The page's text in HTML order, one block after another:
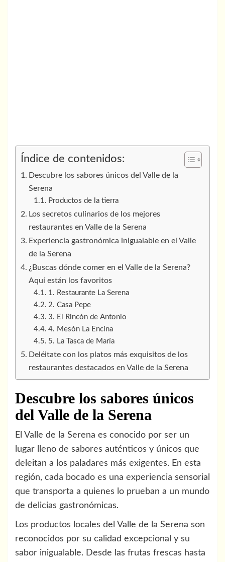
Índice de contenidos:
Descubre los sabores únicos del Valle de la
Serena
Productos de la tierra
Los secretos culinarios de los mejores
restaurantes en Valle de la Serena
Experiencia gastronómica inigualable en el Valle
de la Serena
¿Buscas dónde comer en el Valle de la Serena?
Aquí están los favoritos
1. Restaurante La Serena
2. Casa Pepe
3. El Rincón de Antonio
4. Mesón La Encina
5. La Tasca de María
Deléitate con los platos más exquisitos de los
restaurantes destacados en Valle de la Serena
Descubre los sabores únicos
del Valle de la Serena
El Valle de la Serena es conocido por ser un
lugar lleno de sabores auténticos y únicos que
deleitan a los paladares más exigentes. En esta
región, cada bocado es una experiencia sensorial
que transporta a quienes lo prueban a un mundo
de delicias gastronómicas.
Los productos locales del Valle de la Serena son
reconocidos por su calidad excepcional y su
sabor inigualable. Desde las frutas frescas hasta